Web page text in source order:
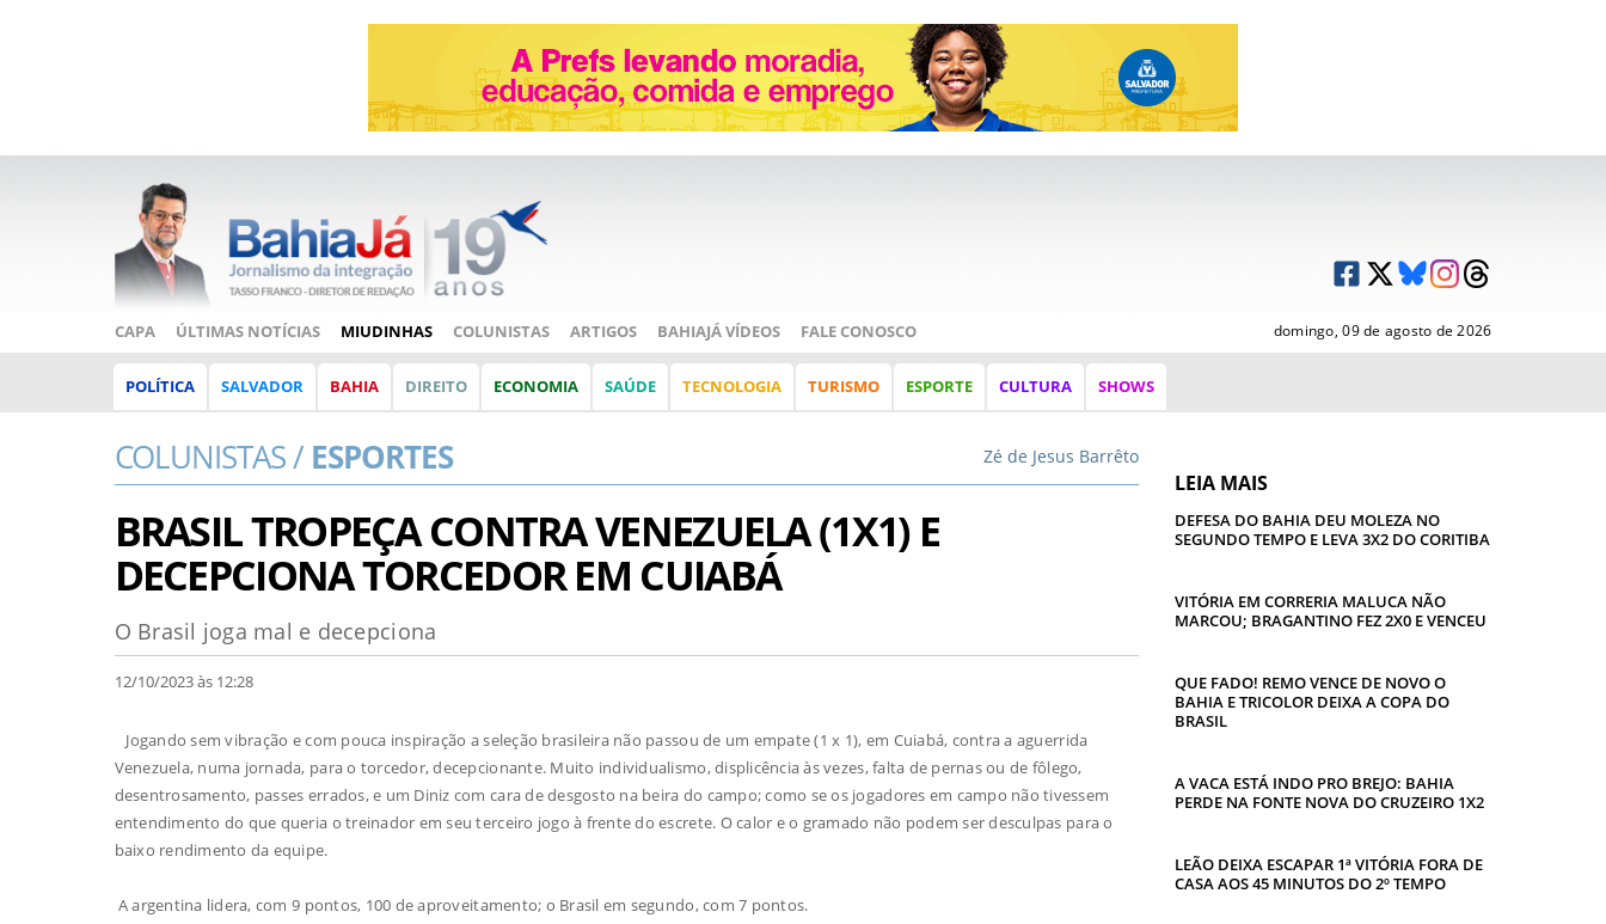
CAPA ÚLTIMAS NOTÍCIAS MIUDINHAS COLUNISTAS ARTIGOS BAHIAJÁ VÍDEOS FALE CONOSCO domingo, 09 de agosto de 2026
POLÍTICA SALVADOR BAHIA DIREITO ECONOMIA SAÚDE TECNOLOGIA TURISMO ESPORTE CULTURA SHOWS
COLUNISTAS / ESPORTES Zé de Jesus Barrêto
BRASIL TROPEÇA CONTRA VENEZUELA (1X1) E
DECEPCIONA TORCEDOR EM CUIABÁ
O Brasil joga mal e decepciona
12/10/2023 às 12:28
Jogando sem vibração e com pouca inspiração a seleção brasileira não passou de um empate (1 x 1), em Cuiabá, contra a aguerrida
Venezuela, numa jornada, para o torcedor, decepcionante. Muito individualismo, displicência às vezes, falta de pernas ou de fôlego,
desentrosamento, passes errados, e um Diniz com cara de desgosto na beira do campo; como se os jogadores em campo não tivessem
entendimento do que queria o treinador em seu terceiro jogo à frente do escrete. O calor e o gramado não podem ser desculpas para o
baixo rendimento da equipe.
A argentina lidera, com 9 pontos, 100 de aproveitamento; o Brasil em segundo, com 7 pontos.
LEIA MAIS
DEFESA DO BAHIA DEU MOLEZA NO
SEGUNDO TEMPO E LEVA 3X2 DO CORITIBA
VITÓRIA EM CORRERIA MALUCA NÃO
MARCOU; BRAGANTINO FEZ 2X0 E VENCEU
QUE FADO! REMO VENCE DE NOVO O
BAHIA E TRICOLOR DEIXA A COPA DO
BRASIL
A VACA ESTÁ INDO PRO BREJO: BAHIA
PERDE NA FONTE NOVA DO CRUZEIRO 1X2
LEÃO DEIXA ESCAPAR 1ª VITÓRIA FORA DE
CASA AOS 45 MINUTOS DO 2º TEMPO